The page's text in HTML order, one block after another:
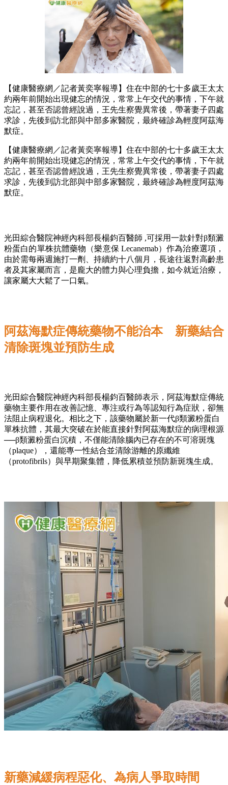
【健康醫療網／記者黃奕寧報導】住在中部的七十多歲王太太
約兩年前開始出現健忘的情況，常常上午交代的事情，下午就
忘記，甚至否認曾經說過，王先生察覺異常後，帶著妻子四處
求診，先後到訪北部與中部多家醫院，最終確診為輕度阿茲海
默症。
【健康醫療網／記者黃奕寧報導】住在中部的七十多歲王太太
約兩年前開始出現健忘的情況，常常上午交代的事情，下午就
忘記，甚至否認曾經說過，王先生察覺異常後，帶著妻子四處
求診，先後到訪北部與中部多家醫院，最終確診為輕度阿茲海
默症。
光田綜合醫院神經內科部長楊鈞百醫師 ,可採用一款針對β類澱
粉蛋白的單株抗體藥物（樂意保 Lecanemab）作為治療選項，
由於需每兩週施打一劑、持續約十八個月，長途往返對高齡患
者及其家屬而言，是龐大的體力與心理負擔，如今就近治療，
讓家屬大大鬆了一口氣。
阿茲海默症傳統藥物不能治本 新藥結合
清除斑塊並預防生成
光田綜合醫院神經內科部長楊鈞百醫師表示，阿茲海默症傳統
藥物主要作用在改善記憶、專注或行為等認知行為症狀，卻無
法阻止病程退化。相比之下，該藥物屬於新一代β類澱粉蛋白
單株抗體，其最大突破在於能直接針對阿茲海默症的病理根源
──β類澱粉蛋白沉積，不僅能清除腦內已存在的不可溶斑塊
（plaque），還能專一性結合並清除游離的原纖維
（protofibrils）與早期聚集體，降低累積並預防新斑塊生成。
新藥減緩病程惡化、為病人爭取時間